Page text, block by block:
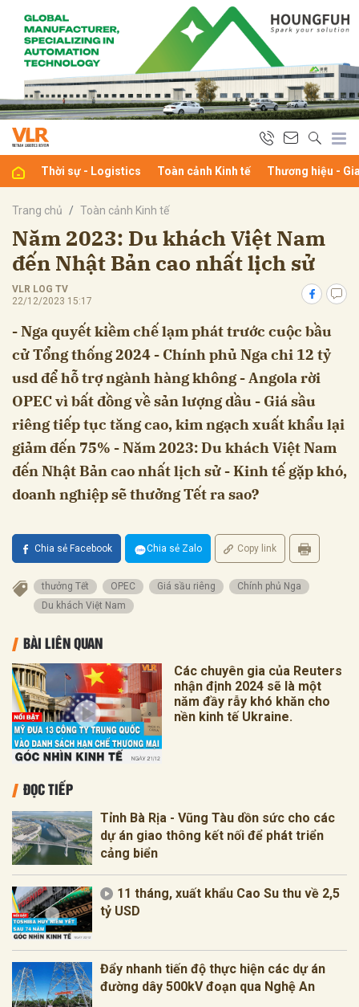
Thời sự - Logistics Toàn cảnh Kinh tế Thương hiệu -
Trang chủ Toàn cảnh Kinh tế
Năm 2023: Du khách Việt Nam
đến Nhật Bản cao nhất lịch sử
VLR LOG TV
22/12/2023 15:17
- Nga quyết kiềm chế lạm phát trước cuộc bầu
cử Tổng thống 2024 - Chính phủ Nga chi 12 tỷ
usd để hỗ trợ ngành hàng không - Angola rời
OPEC vì bất đồng về sản lượng dầu - Giá sầu
riêng tiếp tục tăng cao, kim ngạch xuất khẩu lại
giảm đến 75% - Năm 2023: Du khách Việt Nam
đến Nhật Bản cao nhất lịch sử - Kinh tế gặp khó,
doanh nghiệp sẽ thưởng Tết ra sao?
Chia sẻ Facebook Chia sẻ Zalo Copy link
thưởng Tết OPEC Giá sầu riêng
Chính phủ Nga
Du khách Việt Nam
BÀI LIÊN QUAN
Các chuyên gia của Reuters
nhận định 2024 sẽ là một
năm đầy rẫy khó khăn cho
nền kinh tế Ukraine.
ĐỌC TIẾP
Tỉnh Bà Rịa - Vũng Tàu dồn sức cho các
dự án giao thông kết nối để phát triển
cảng biển
11 tháng, xuất khẩu Cao Su thu về 2,5
tỷ USD
Đẩy nhanh tiến độ thực hiện các dự án
đường dây 500kV đoạn qua Nghệ An
luận
Hủy